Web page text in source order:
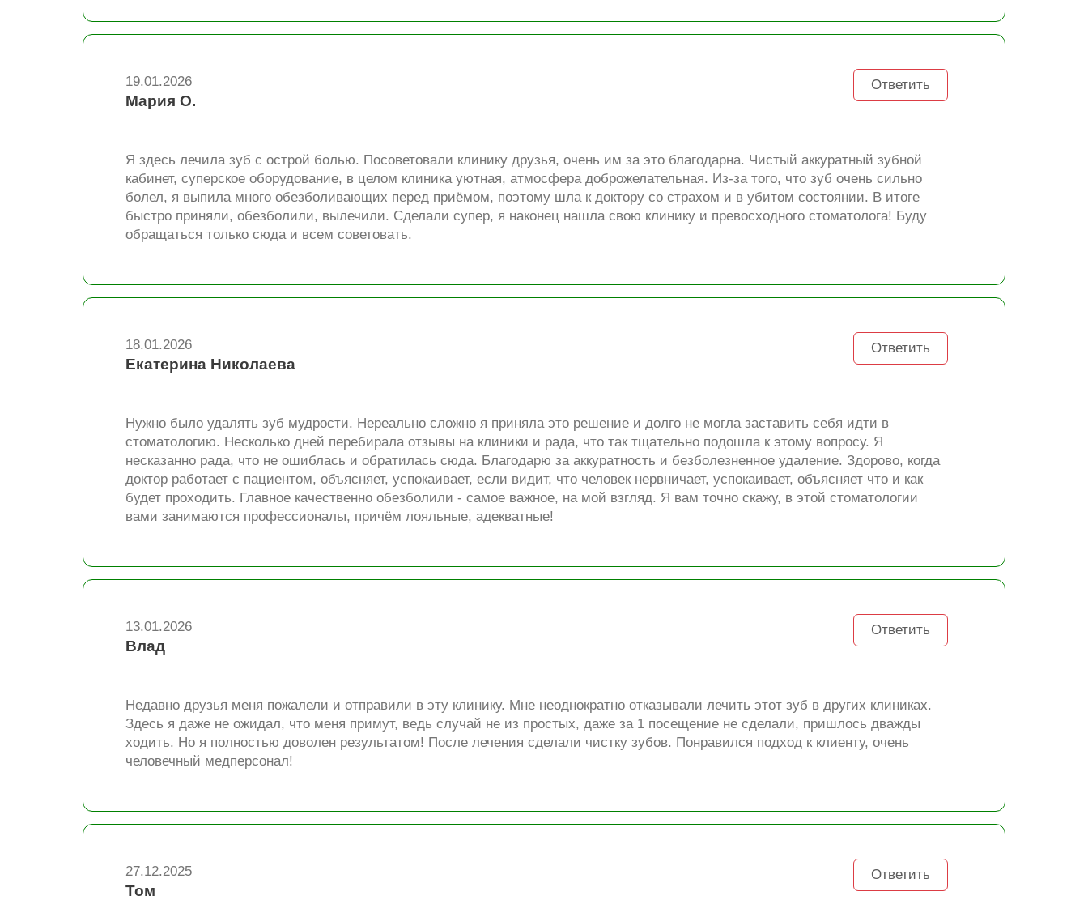
Ответить
19.01.2026
Мария О.
Я здесь лечила зуб с острой болью. Посоветовали клинику друзья, очень им за это благодарна. Чистый аккуратный зубной
кабинет, суперское оборудование, в целом клиника уютная, атмосфера доброжелательная. Из-за того, что зуб очень сильно
болел, я выпила много обезболивающих перед приёмом, поэтому шла к доктору со страхом и в убитом состоянии. В итоге
быстро приняли, обезболили, вылечили. Сделали супер, я наконец нашла свою клинику и превосходного стоматолога! Буду
обращаться только сюда и всем советовать.
Ответить
18.01.2026
Екатерина Николаева
Нужно было удалять зуб мудрости. Нереально сложно я приняла это решение и долго не могла заставить себя идти в
стоматологию. Несколько дней перебирала отзывы на клиники и рада, что так тщательно подошла к этому вопросу. Я
несказанно рада, что не ошиблась и обратилась сюда. Благодарю за аккуратность и безболезненное удаление. Здорово, когда
доктор работает с пациентом, объясняет, успокаивает, если видит, что человек нервничает, успокаивает, объясняет что и как
будет проходить. Главное качественно обезболили - самое важное, на мой взгляд. Я вам точно скажу, в этой стоматологии
вами занимаются профессионалы, причём лояльные, адекватные!
Ответить
13.01.2026
Влад
Недавно друзья меня пожалели и отправили в эту клинику. Мне неоднократно отказывали лечить этот зуб в других клиниках.
Здесь я даже не ожидал, что меня примут, ведь случай не из простых, даже за 1 посещение не сделали, пришлось дважды
ходить. Но я полностью доволен результатом! После лечения сделали чистку зубов. Понравился подход к клиенту, очень
человечный медперсонал!
Ответить
27.12.2025
Том